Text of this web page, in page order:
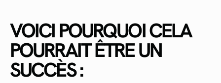
VOICI POURQUOI CELA
POURRAIT ÊTRE UN
SUCCÈS :